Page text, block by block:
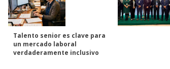
Talento senior es clave para
un mercado laboral
verdaderamente inclusivo